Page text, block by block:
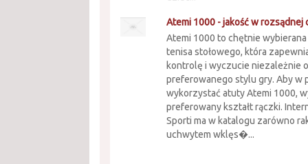
Atemi 1000 - jakość w rozsądnej
Atemi 1000 to chętnie
tenisa stołowego, która
kontrolę i wyczucie niezależnie
preferowanego stylu gry. Aby w
wykorzystać atuty Atemi 1000,
preferowany kształt rączki.
Sporti ma w katalogu zarówno
uchwytem wklęs�...